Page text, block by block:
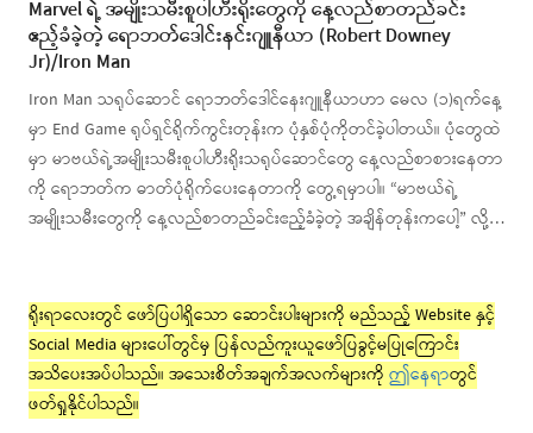
Marvel ရဲ့ အမျိုးသမီးစူပါဟီးရိုးတွေကို နေ့လည်စာတည်ခင်း
ဧည့်ခံခဲ့တဲ့ ရောဘတ်ဒေါင်းနင်းဂျူနီယာ (Robert Downey
Jr)/Iron Man
Iron Man သရုပ်ဆောင် ရောဘတ်ဒေါင်နေးဂျူနီယာဟာ မေလ (၁)ရက်နေ့
မှာ End Game ရုပ်ရှင်ရိုက်ကွင်းတုန်းက ပုံနှစ်ပုံကိုတင်ခဲ့ပါတယ်။ ပုံတွေထဲ
မှာ မာဗယ်ရဲ့အမျိုးသမီးစူပါဟီးရိုးသရုပ်ဆောင်တွေ နေ့လည်စာစားနေတာ
ကို ရောဘတ်က ဓာတ်ပုံရိုက်ပေးနေတာကို တွေ့ရမှာပါ။ “မာဗယ်ရဲ့
အမျိုးသမီးတွေကို နေ့လည်စာတည်ခင်းဧည့်ခံခဲ့တဲ့ အချိန်တုန်းကပေါ့” လို့…
ရိုးရာလေးတွင် ဖော်ပြပါရှိသော ဆောင်းပါးများကို မည်သည့် Website နှင့်
Social Media များပေါ်တွင်မှ ပြန်လည်ကူးယူဖော်ပြခွင့်မပြုကြောင်း
အသိပေးအပ်ပါသည်။ အသေးစိတ်အချက်အလက်များကို ဤနေရာတွင်
ဖတ်ရှုနိုင်ပါသည်။